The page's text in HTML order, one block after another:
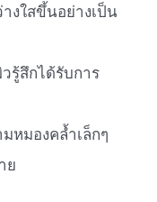
งใสขึ้นอย่างเป็น
รู้สึกได้รับการ
หมองคล้ำเล็กๆ
ย